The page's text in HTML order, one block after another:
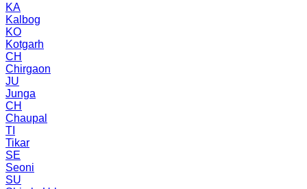
KA
Kalbog
KO
Kotgarh
CH
Chirgaon
JU
Junga
CH
Chaupal
TI
Tikar
SE
Seoni
SU